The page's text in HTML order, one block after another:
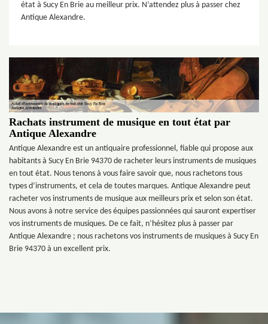
état à Sucy En Brie au meilleur prix. N’attendez plus à passer chez
Antique Alexandre.
Rachats instrument de musique en tout état par
Antique Alexandre
Antique Alexandre est un antiquaire professionnel, fiable qui propose aux
habitants à Sucy En Brie 94370 de racheter leurs instruments de musiques
en tout état. Nous tenons à vous faire savoir que, nous rachetons tous
types d’instruments, et cela de toutes marques. Antique Alexandre peut
racheter vos instruments de musique aux meilleurs prix et selon son état.
Nous avons à notre service des équipes passionnées qui sauront expertiser
vos instruments de musiques. De ce fait, n’hésitez plus à passer par
Antique Alexandre ; nous rachetons vos instruments de musiques à Sucy En
Brie 94370 à un excellent prix.